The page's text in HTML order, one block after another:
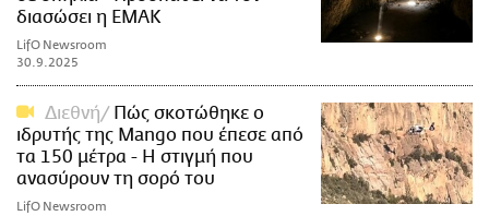
διασώσει η ΕΜΑΚ
LifO Newsroom
30.9.2025
Διεθνή
Πώς σκοτώθηκε ο
ιδρυτής της Mangο που έπεσε από
τα 150 μέτρα - Η στιγμή που
ανασύρουν τη σορό του
LifO Newsroom